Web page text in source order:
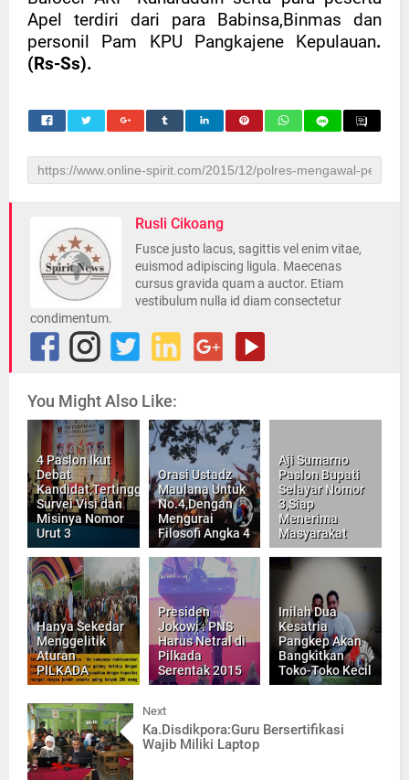
Apel terdiri dari para Babinsa,Binmas dan
personil Pam KPU Pangkajene Kepulauan.
(Rs-Ss).
Rusli Cikoang
Fusce justo lacus, sagittis vel enim vitae,
euismod adipiscing ligula. Maecenas
cursus gravida quam a auctor. Etiam
vestibulum nulla id diam consectetur
condimentum.
You Might Also Like:
4 Paslon Ikut
Debat
Kandidat,Tertinggi
Survei Visi dan
Misinya Nomor
Urut 3
Orasi Ustadz
Maulana Untuk
No.4,Dengan
Mengurai
Filosofi Angka 4
Aji Sumarno
Paslon Bupati
Selayar Nomor
3,Siap
Menerima
Masyarakat
Hanya Sekedar
Menggelitik
Aturan
PILKADA
Presiden
Jokowi : PNS
Harus Netral di
Pilkada
Serentak 2015
Inilah Dua
Kesatria
Pangkep Akan
Bangkitkan
Toko-Toko Kecil
Next
Ka.Disdikpora:Guru Bersertifikasi
Wajib Miliki Laptop